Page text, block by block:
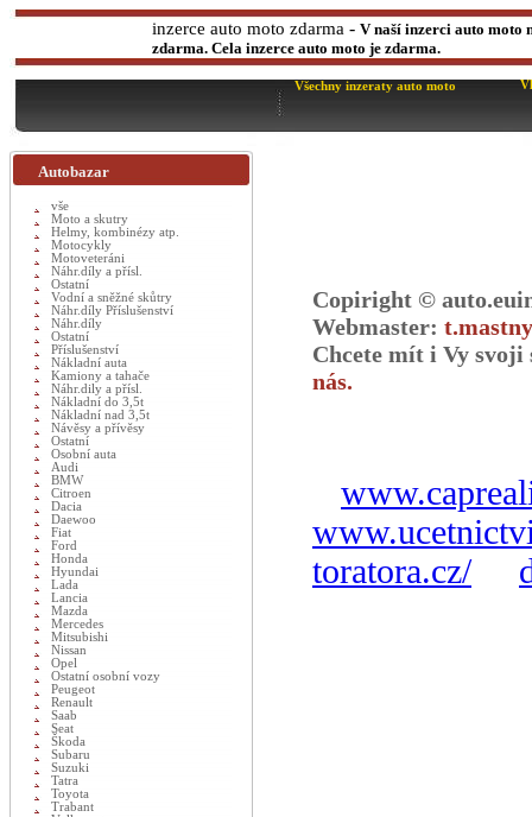
inzerce auto moto zdarma - V naší inzerci auto moto
zdarma. Cela inzerce auto moto je zdarma.
Všechny inzeraty auto moto
Copiright ©
Webmaster:
Chcete mít i Vy
nás.
toratora.cz/
Autobazar
vše
Moto a skutry
Helmy, kombinézy atp.
Motocykly
Motoveteráni
Náhr.díly a přísl.
Ostatní
Vodní a sněžné skůtry
Náhr.díly Příslušenství
Náhr.díly
Ostatní
Příslušenství
Nákladní auta
Kamiony a tahače
Náhr.dily a přísl.
Nákladní do 3,5t
Nákladní nad 3,5t
Návěsy a přívěsy
Ostatní
Osobní auta
Audi
BMW
Citroen
Dacia
Daewoo
Fiat
Ford
Honda
Hyundai
Lada
Lancia
Mazda
Mercedes
Mitsubishi
Nissan
Opel
Ostatní osobní vozy
Peugeot
Renault
Saab
Seat
Škoda
Subaru
Suzuki
Tatra
Toyota
Trabant